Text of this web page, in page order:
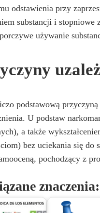
odstawienia przy
substancji i stopniowe
używanie
podstawową
U podstaw
a także
bez uciekania się
pochodzący z
znaczenia: